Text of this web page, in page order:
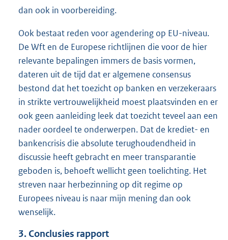
dan ook in voorbereiding.
Ook bestaat reden voor agendering op EU-niveau.
De Wft en de Europese richtlijnen die voor de hier
relevante bepalingen immers de basis vormen,
dateren uit de tijd dat er algemene consensus
bestond dat het toezicht op banken en verzekeraars
in strikte vertrouwelijkheid moest plaatsvinden en er
ook geen aanleiding leek dat toezicht teveel aan een
nader oordeel te onderwerpen. Dat de krediet- en
bankencrisis die absolute terughoudendheid in
discussie heeft gebracht en meer transparantie
geboden is, behoeft wellicht geen toelichting. Het
streven naar herbezinning op dit regime op
Europees niveau is naar mijn mening dan ook
wenselijk.
3. Conclusies rapport